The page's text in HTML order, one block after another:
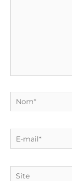
Nom*
E-
mail*
Site